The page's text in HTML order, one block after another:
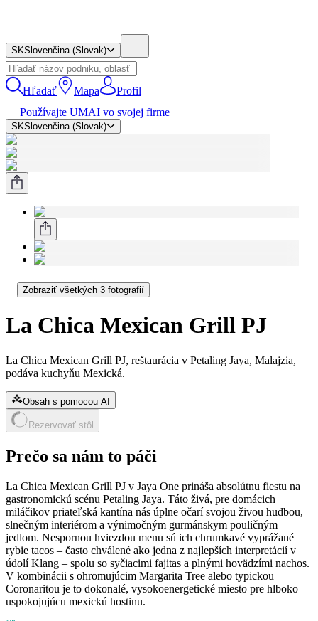
SKSlovenčina (Slovak)
Hľadať Mapa
Profil
Používajte UMAI vo svojej firme
SKSlovenčina (Slovak)
Zobraziť všetkých 3 fotografií
La Chica Mexican Grill PJ
La Chica Mexican Grill PJ, reštaurácia v Petaling Jaya, Malajzia,
podáva kuchyňu Mexická.
Obsah s pomocou AI
Rezervovať stôl
Prečo sa nám to páči
La Chica Mexican Grill PJ v Jaya One prináša absolútnu fiestu na
gastronomickú scénu Petaling Jaya. Táto živá, pre domácich
miláčikov priateľská kantína nás úplne očarí svojou živou hudbou,
slnečným interiérom a výnimočným gurmánskym pouličným
jedlom. Nespornou hviezdou menu sú ich chrumkavé vyprážané
rybie tacos – často chválené ako jedna z najlepších interpretácií v
údolí Klang – spolu so syčiacimi fajitas a plnými hovädzími nachos.
V kombinácii s ohromujúcim Margarita Tree alebo typickou
Coronaritou je to dokonalé, vysokoenergetické miesto pre hlboko
uspokojujúcu mexickú hostinu.